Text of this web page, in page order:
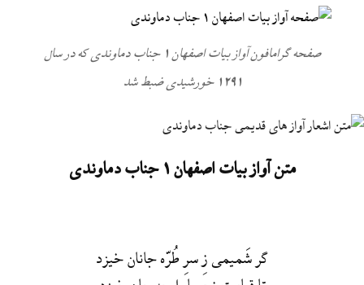
صفحه گرامافون آواز بیات اصفهان 1 جناب دماوندی که در سال
متن آواز بیات اصفهان 1 جناب دماوندی
گر شَميمي زِ سرِ طُرّه جانان خيزد